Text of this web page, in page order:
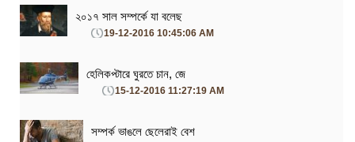
২০১৭ সাল সম্পর্কে যা বলেছ
19-12-2016 10:45:06 AM
হেলিকপ্টারে ঘুরতে চান, জে
15-12-2016 11:27:19 AM
সম্পর্ক ভাঙলে ছেলেরাই বেশ